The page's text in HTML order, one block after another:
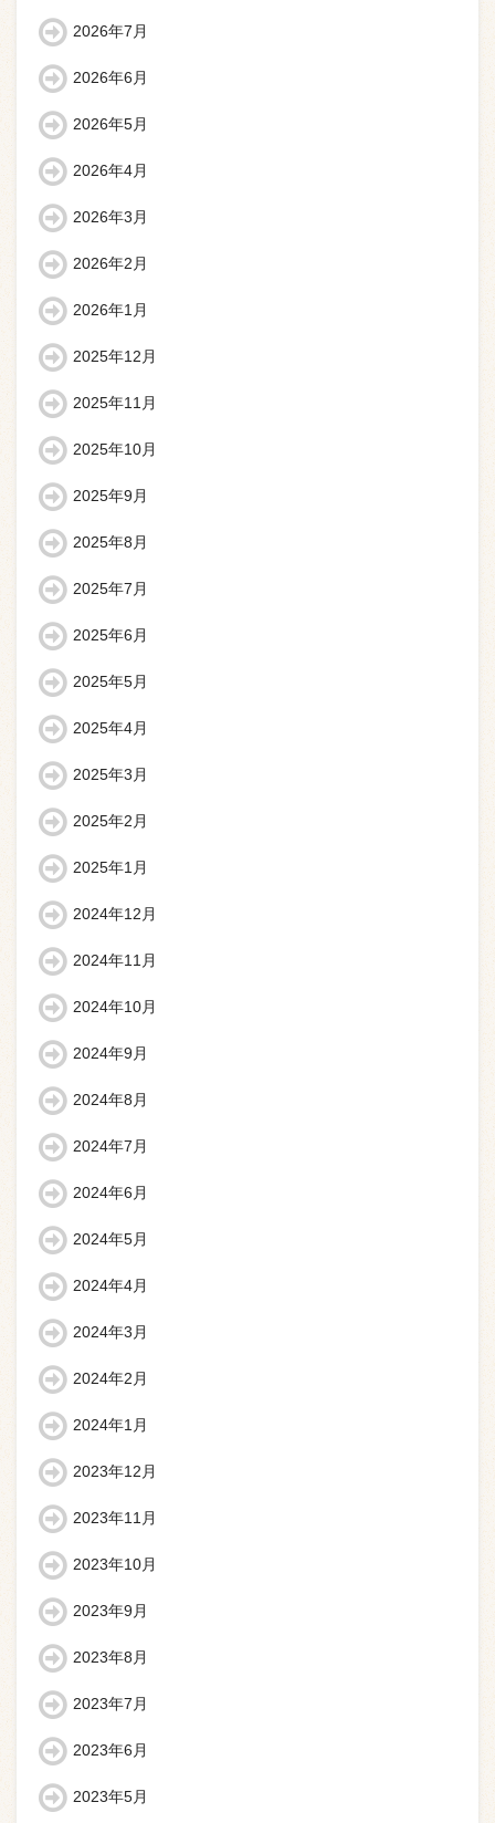
2026年7月
2026年6月
2026年5月
2026年4月
2026年3月
2026年2月
2026年1月
2025年12月
2025年11月
2025年10月
2025年9月
2025年8月
2025年7月
2025年6月
2025年5月
2025年4月
2025年3月
2025年2月
2025年1月
2024年12月
2024年11月
2024年10月
2024年9月
2024年8月
2024年7月
2024年6月
2024年5月
2024年4月
2024年3月
2024年2月
2024年1月
2023年12月
2023年11月
2023年10月
2023年9月
2023年8月
2023年7月
2023年6月
2023年5月